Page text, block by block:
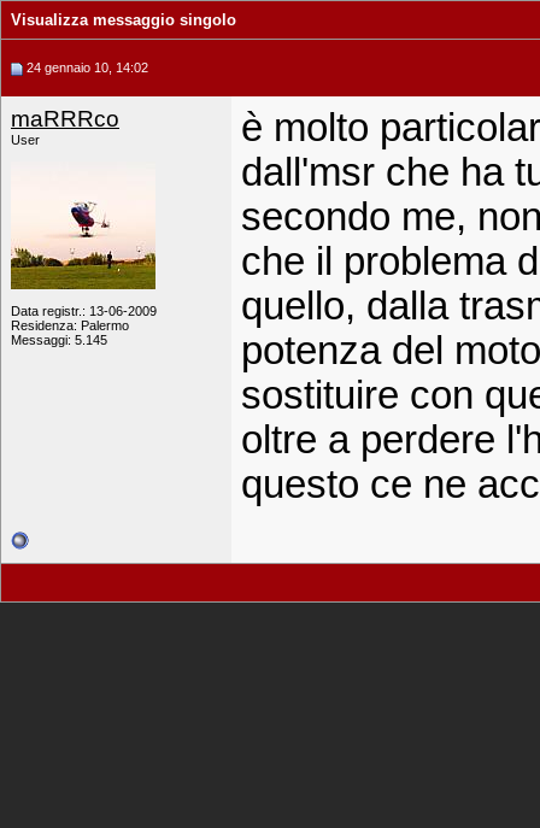
Visualizza messaggio singolo
24 gennaio 10, 14:02
maRRRco
User
Data registr.: 13-06-2009
Residenza: Palermo
Messaggi: 5.145
è molto
dall'msr che ha
secondo me,
che il problema
quello, dalla
potenza del
sostituire con
oltre a perdere
questo ce ne